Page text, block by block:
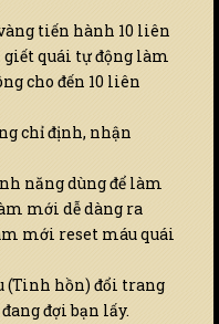
tiến hành 10 liên
quái tự động làm
cho đến 10 liên
chỉ định, nhận
năng dùng để làm
mới dễ dàng ra
mới reset máu quái
(Tinh hồn) đổi trang
đợi bạn lấy.